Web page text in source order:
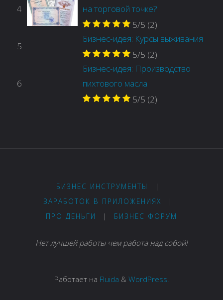
4
на торговой точке?
5/5 (2)
5
Бизнес-идея: Курсы выживания
5/5 (2)
6
Бизнес-идея: Производство
пихтового масла
5/5 (2)
БИЗНЕС ИНСТРУМЕНТЫ
|
ЗАРАБОТОК В ПРИЛОЖЕНИЯХ
|
ПРО ДЕНЬГИ
| БИЗНЕС ФОРУМ
Нет лучшей работы чем работа над собой!
Работает на Fluida & WordPress.